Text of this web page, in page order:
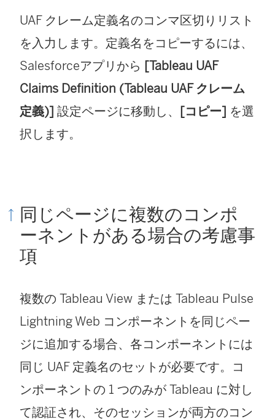
UAF クレーム定義名のコンマ区切りリスト
を入力します。定義名をコピーするには、
Salesforceアプリから [Tableau UAF
Claims Definition (Tableau UAF クレーム
定義)] 設定ページに移動し、 [コピー] を選
択します。
同じページに複数のコンポ
ーネントがある場合の考慮事
項
複数の Tableau View または Tableau Pulse
Lightning Web コンポーネントを同じペー
ジに追加する場合、各コンポーネントには
同じ UAF 定義名のセットが必要です。コ
ンポーネントの 1 つのみが Tableau に対し
て認証され、そのセッションが両方のコン